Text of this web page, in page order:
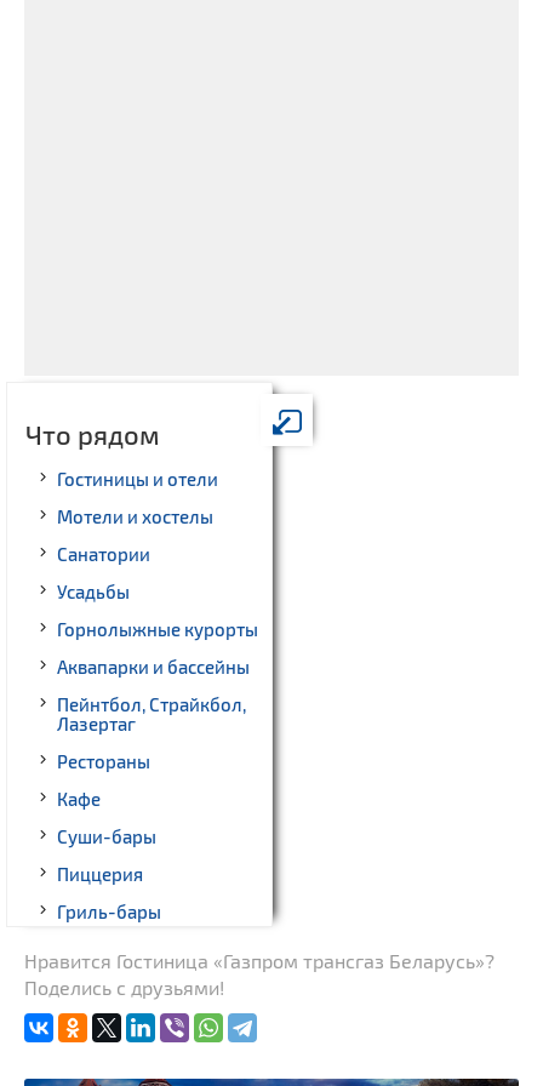
Что рядом
Гостиницы и отели
Мотели и хостелы
Санатории
Усадьбы
Горнолыжные курорты
Аквапарки и бассейны
Пейнтбол, Страйкбол,
Лазертаг
Рестораны
Кафе
Суши-бары
Пиццерия
Гриль-бары
Театры
Ночные клубы
Нравится Гостиница «Газпром трансгаз Беларусь»?
Поделись с друзьями!